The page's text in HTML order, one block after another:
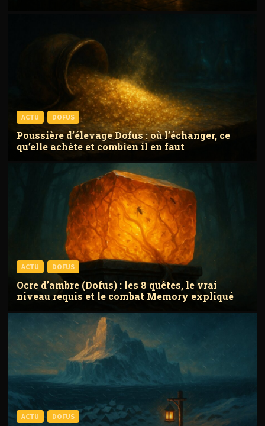
ACTU DOFUS
Poussière d’élevage Dofus : où l’échanger, ce
qu’elle achète et combien il en faut
ACTU DOFUS
Ocre d’ambre (Dofus) : les 8 quêtes, le vrai
niveau requis et le combat Memory expliqué
ACTU DOFUS